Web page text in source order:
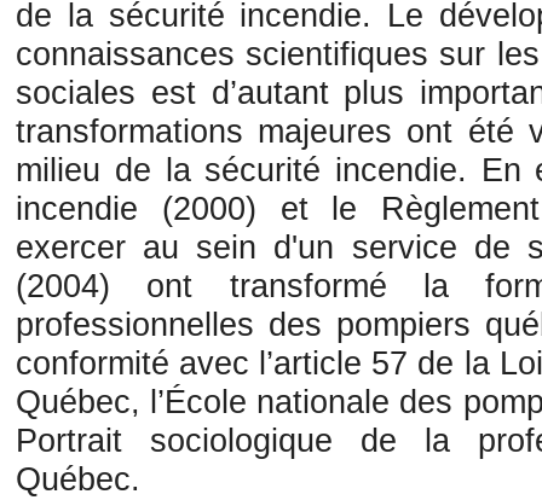
de la sécurité incendie. Le
connaissances scientifiques sur
sociales est d’autant plus
transformations majeures ont été
milieu de la sécurité incendie.
incendie (2000) et le
exercer au sein d'un service de
(2004) ont transformé la
professionnelles des pompiers
conformité avec l’article 57 de la
Québec, l’École nationale des
Portrait sociologique de la
Québec.